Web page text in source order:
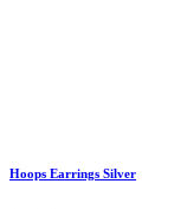
Hoops Earrings Silver